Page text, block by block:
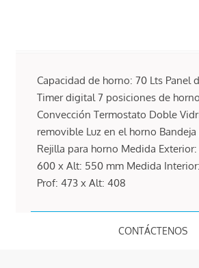
Capacidad de horno: 70 Lts Panel
Timer digital 7 posiciones de
Convección Termostato Doble
removible Luz en el horno
Rejilla para horno Medida
600 x Alt: 550 mm Medida
Prof: 473 x Alt: 408
CONTÁCTENOS